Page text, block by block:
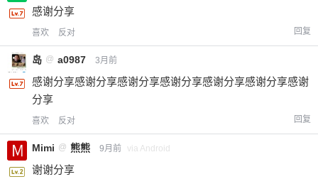
感谢分享
喜欢 反对 回复
岛 @ a0987 3月前
感谢分享感谢分享感谢分享感谢分享感谢分享感谢分享感谢
分享
喜欢 反对 回复
Mimi @ 熊熊 9月前 via Android
谢谢分享